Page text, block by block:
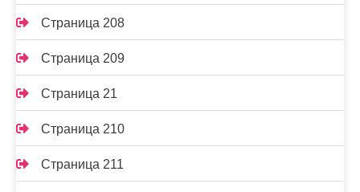
Страница 208
Страница 209
Страница 21
Страница 210
Страница 211